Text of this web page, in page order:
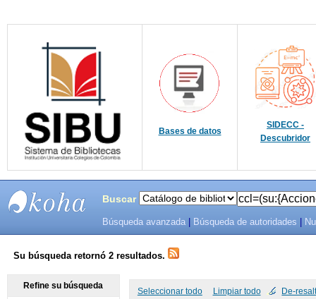
Bases de datos
SIDECC -
Descubridor
SISTEMAS
DE
Buscar
Búsqueda avanzada Búsqueda de autoridades
Su búsqueda retornó 2 resultados.
Seleccionar todo Limpiar todo De-
Refine su búsqueda